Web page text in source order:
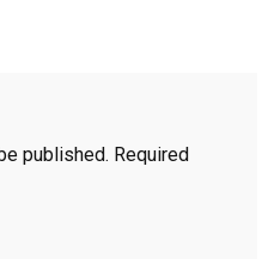
published. Required